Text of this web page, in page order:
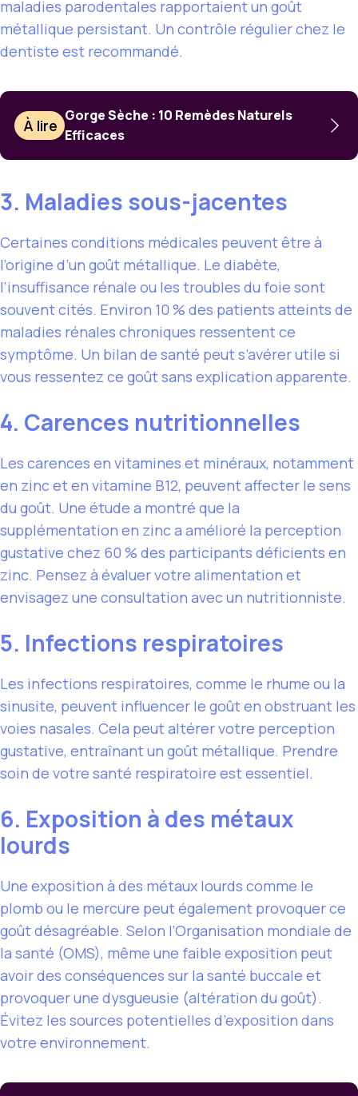
maladies parodentales rapportaient un goût
métallique persistant. Un contrôle régulier chez le
dentiste est recommandé.
À lire
Gorge Sèche : 10 Remèdes Naturels
Efficaces
3. Maladies sous-jacentes
Certaines conditions médicales peuvent être à
l’origine d’un goût métallique. Le diabète,
l’insuffisance rénale ou les troubles du foie sont
souvent cités. Environ 10 % des patients atteints de
maladies rénales chroniques ressentent ce
symptôme. Un bilan de santé peut s’avérer utile si
vous ressentez ce goût sans explication apparente.
4. Carences nutritionnelles
Les carences en vitamines et minéraux, notamment
en zinc et en vitamine B12, peuvent affecter le sens
du goût. Une étude a montré que la
supplémentation en zinc a amélioré la perception
gustative chez 60 % des participants déficients en
zinc. Pensez à évaluer votre alimentation et
envisagez une consultation avec un nutritionniste.
5. Infections respiratoires
Les infections respiratoires, comme le rhume ou la
sinusite, peuvent influencer le goût en obstruant les
voies nasales. Cela peut altérer votre perception
gustative, entraînant un goût métallique. Prendre
soin de votre santé respiratoire est essentiel.
6. Exposition à des métaux
lourds
Une exposition à des métaux lourds comme le
plomb ou le mercure peut également provoquer ce
goût désagréable. Selon l’Organisation mondiale de
la santé (OMS), même une faible exposition peut
avoir des conséquences sur la santé buccale et
provoquer une dysgueusie (altération du goût).
Évitez les sources potentielles d’exposition dans
votre environnement.